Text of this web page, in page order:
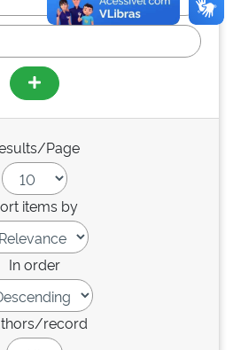
Page
items by
In order
record